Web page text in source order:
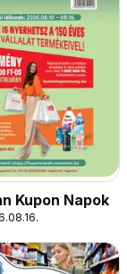
Kupon Napok